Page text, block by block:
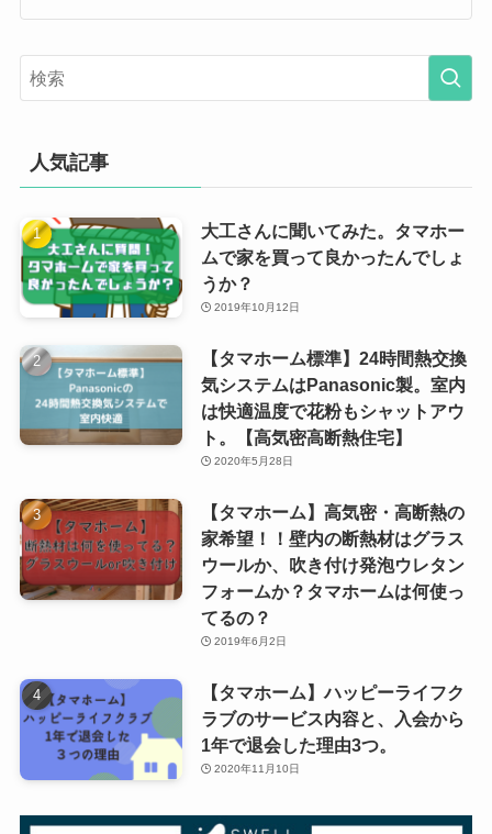
人気記事
大工さんに聞いてみた。タマホー
ムで家を買って良かったんでしょ
うか？
2019年10月12日
【タマホーム標準】24時間熱交換
気システムはPanasonic製。室内
は快適温度で花粉もシャットアウ
ト。【高気密高断熱住宅】
2020年5月28日
【タマホーム】高気密・高断熱の
家希望！！壁内の断熱材はグラス
ウールか、吹き付け発泡ウレタン
フォームか？タマホームは何使っ
てるの？
2019年6月2日
【タマホーム】ハッピーライフク
ラブのサービス内容と、入会から
1年で退会した理由3つ。
2020年11月10日